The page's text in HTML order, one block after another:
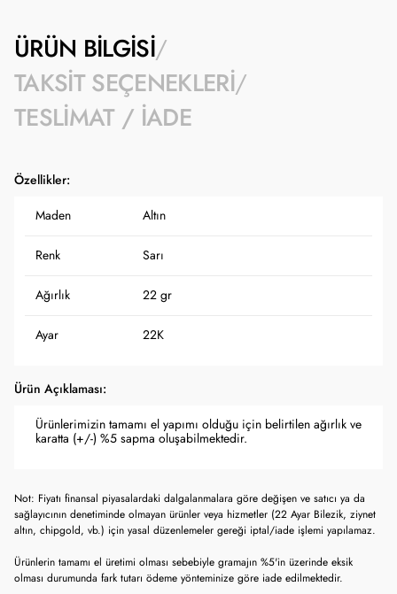
ÜRÜN BILGISI
TAKSIT SEÇENEKLERI
TESLIMAT / İADE
Özellikler:
Maden Altın
Renk Sarı
Ağırlık 22 gr
Ayar 22K
Ürün Açıklaması:
Ürünlerimizin tamamı el yapımı olduğu için belirtilen ağırlık ve
karatta (+/-) %5 sapma oluşabilmektedir.
Not: Fiyatı finansal piyasalardaki dalgalanmalara göre değişen ve satıcı ya da
sağlayıcının denetiminde olmayan ürünler veya hizmetler (22 Ayar Bilezik, ziynet
altın, chipgold, vb.) için yasal düzenlemeler gereği iptal/iade işlemi yapılamaz.
Ürünlerin tamamı el üretimi olması sebebiyle gramajın %5'in üzerinde eksik
olması durumunda fark tutarı ödeme yönteminize göre iade edilmektedir.